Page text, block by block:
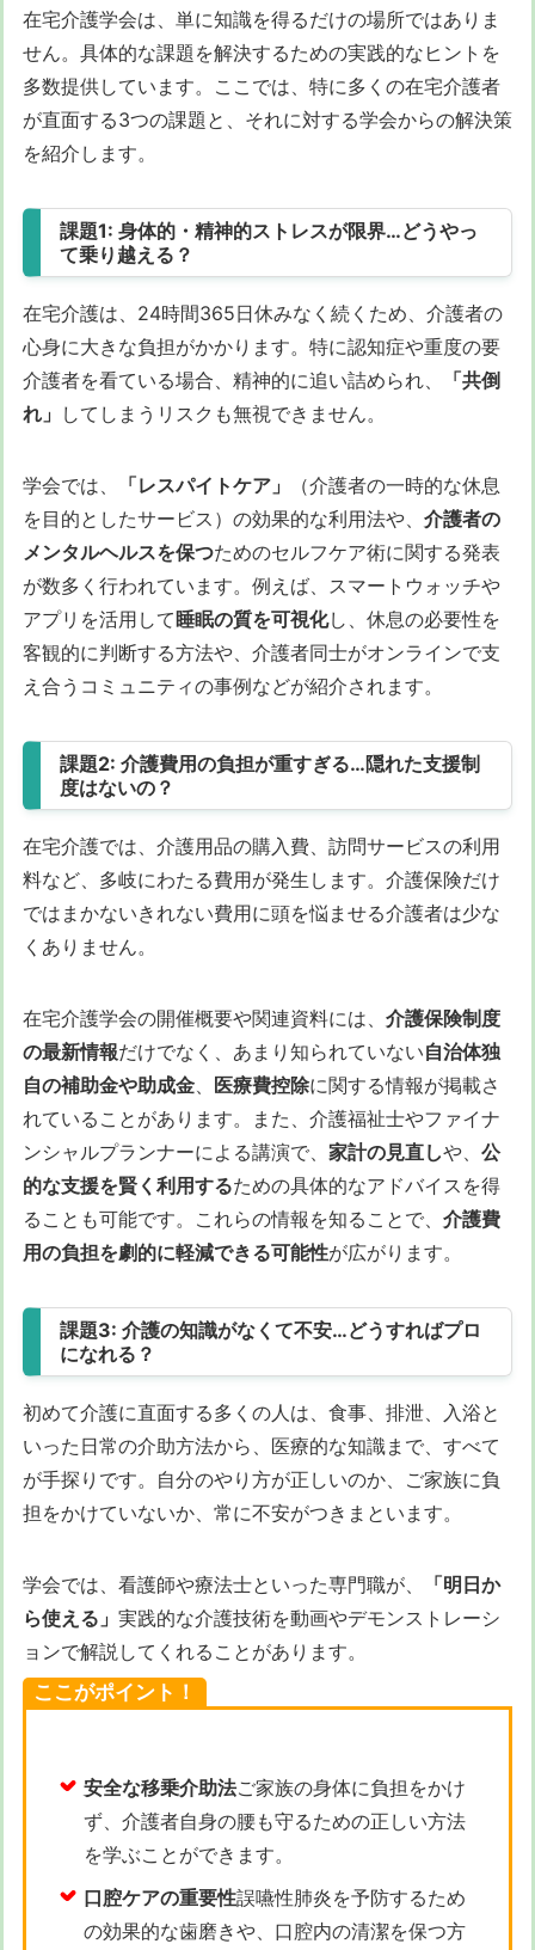
在宅介護学会は、単に知識を得るだけの場所ではありま
せん。具体的な課題を解決するための実践的なヒントを
多数提供しています。ここでは、特に多くの在宅介護者
が直面する3つの課題と、それに対する学会からの解決策
を紹介します。
課題1: 身体的・精神的ストレスが限界…どうやっ
て乗り越える？
在宅介護は、24時間365日休みなく続くため、介護者の
心身に大きな負担がかかります。特に認知症や重度の要
介護者を看ている場合、精神的に追い詰められ、
「共倒
れ」 してしまうリスクも無視できません。
学会では、 「レスパイトケア」
（介護者の一時的な休息
を目的としたサービス）の効果的な利用法や、 介護者の
メンタルヘルスを保つためのセルフケア術に関する発表
が数多く行われています。例えば、スマートウォッチや
アプリを活用して睡眠の質を可視化し、休息の必要性を
客観的に判断する方法や、介護者同士がオンラインで支
え合うコミュニティの事例などが紹介されます。
課題2: 介護費用の負担が重すぎる…隠れた支援制
度はないの？
在宅介護では、介護用品の購入費、訪問サービスの利用
料など、多岐にわたる費用が発生します。介護保険だけ
ではまかないきれない費用に頭を悩ませる介護者は少な
くありません。
在宅介護学会の開催概要や関連資料には、 介護保険制度
の最新情報だけでなく、あまり知られていない自治体独
自の補助金や助成金
医療費控除に関する情報が掲載さ
れていることがあります。また、介護福祉士やファイナ
ンシャルプランナーによる講演で、 家計の見直しや、 公
的な支援を賢く利用するための具体的なアドバイスを得
ることも可能です。これらの情報を知ることで、 介護費
用の負担を劇的に軽減できる可能性が広がります。
課題3: 介護の知識がなくて不安…どうすればプロ
になれる？
初めて介護に直面する多くの人は、食事、排泄、入浴と
いった日常の介助方法から、医療的な知識まで、すべて
が手探りです。自分のやり方が正しいのか、ご家族に負
担をかけていないか、常に不安がつきまといます。
学会では、看護師や療法士といった専門職が、
「明日か
ら使える」 実践的な介護技術を動画やデモンストレーシ
ョンで解説してくれることがあります。
ここがポイント！
安全な移乗介助法ご家族の身体に負担をかけ
ず、介護者自身の腰も守るための正しい方法
を学ぶことができます。
口腔ケアの重要性誤嚥性肺炎を予防するため
の効果的な歯磨きや、口腔内の清潔を保つ方